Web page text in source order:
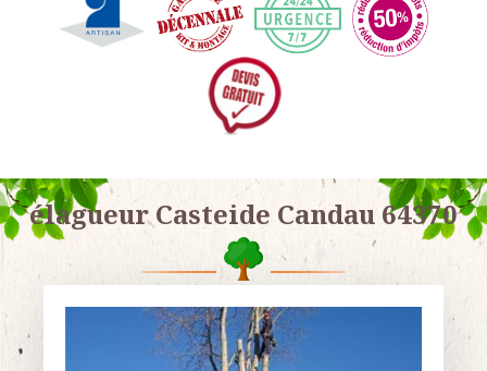
élagueur Casteide Candau 64370